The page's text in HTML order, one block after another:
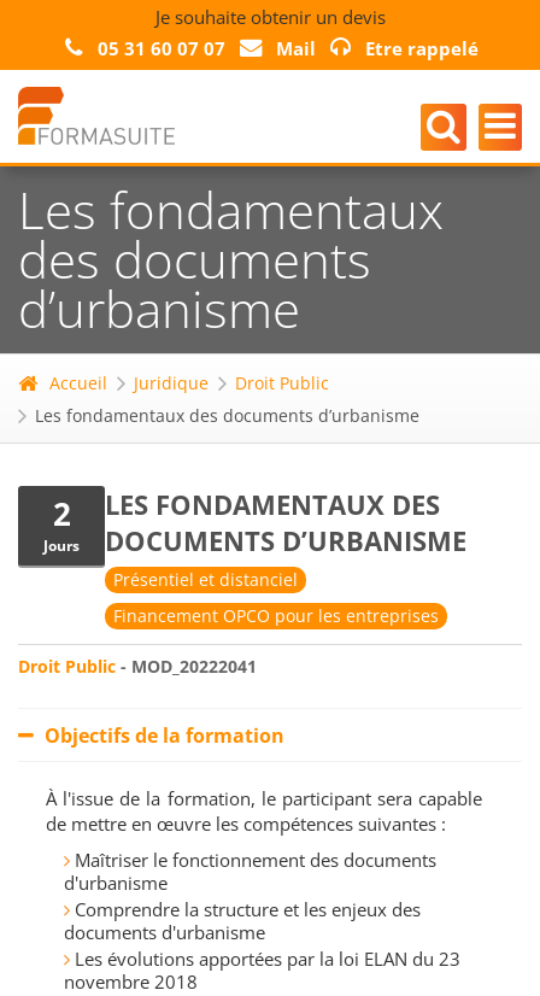
Je souhaite obtenir un devis
05 31 60 07 07
Mail Etre rappelé
Les fondamentaux
des documents
d’urbanisme
Accueil Juridique
Droit Public
Les fondamentaux des documents d’urbanisme
2
Jours
LES FONDAMENTAUX DES
DOCUMENTS D’URBANISME
Présentiel et distanciel
Financement OPCO pour les entreprises
Droit Public - MOD_20222041
Objectifs de la formation
À l'issue de la formation, le participant sera capable
de mettre en œuvre les compétences suivantes :
Maîtriser le fonctionnement des documents
d'urbanisme
Comprendre la structure et les enjeux des
documents d'urbanisme
Les évolutions apportées par la loi ELAN du 23
novembre 2018